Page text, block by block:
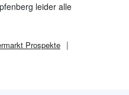
leider alle
Prospekte